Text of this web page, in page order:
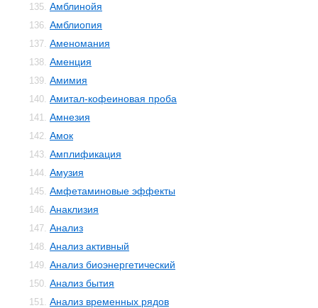
135. Амблинойя
136. Амблиопия
137. Аменомания
138. Аменция
139. Амимия
140. Амитал-кофеиновая проба
141. Амнезия
142. Амок
143. Амплификация
144. Амузия
145. Амфетаминовые эффекты
146. Анаклизия
147. Анализ
148. Анализ активный
149. Анализ биоэнергетический
150. Анализ бытия
151. Анализ временных рядов